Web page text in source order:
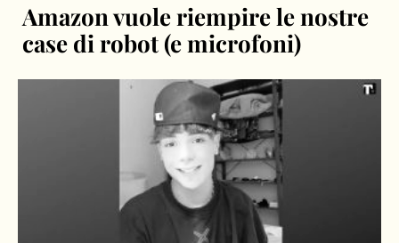
Amazon vuole riempire le nostre
case di robot (e microfoni)